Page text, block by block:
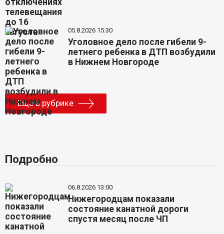
05.8.2026 15:30
Уголовное дело после гибели 9-
летнего ребенка в ДТП возбудили
в Нижнем Новгороде
Еще в рубрике
Подробно
06.8.2026 13:00
Нижегородцам показали
состояние канатной дороги
спустя месяц после ЧП